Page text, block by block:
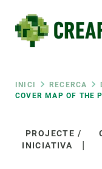
contingut
Fil
INICI RECERCA
COVER MAP OF THE
PROJECTE /
INICIATIVA
RRSS